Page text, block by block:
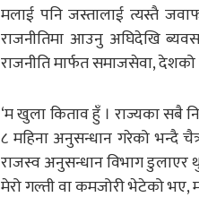
मलाई पनि जस्तालाई त्यस्तै
राजनीतिमा आउनु अघिदेखि
राजनीति मार्फत समाजसेवा,
‘म खुला किताव हुँ । राज्यका सबै
८ महिना अनुसन्धान गरेको भन्दै
राजस्व अनुसन्धान विभाग डुलाएर
मेरो गल्ती वा कमजोरी भेटेको भए,